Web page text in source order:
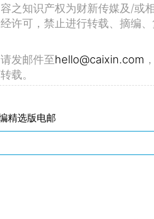
之知识产权为财新传媒及/或
许可，禁止进行转载、摘编
发邮件至hello@caixin.com
载。
精选版电邮